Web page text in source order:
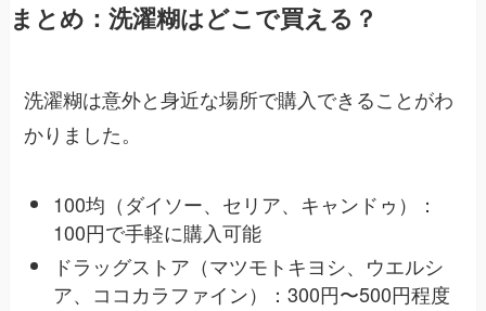
まとめ：洗濯糊はどこで買える？
洗濯糊は意外と身近な場所で購入できることがわ
かりました。
100均（ダイソー、セリア、キャンドゥ）：
100円で手軽に購入可能
ドラッグストア（マツモトキヨシ、ウエルシ
ア、ココカラファイン）：300円〜500円程度